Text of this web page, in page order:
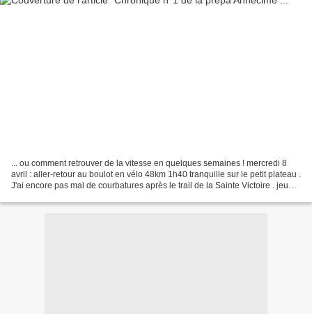
... ou comment retrouver de la vitesse en quelques semaines ! mercredi 8
avril : aller-retour au boulot en vélo 48km 1h40 tranquille sur le petit plateau .
J'ai encore pas mal de courbatures après le trail de la Sainte Victoire . jeudi